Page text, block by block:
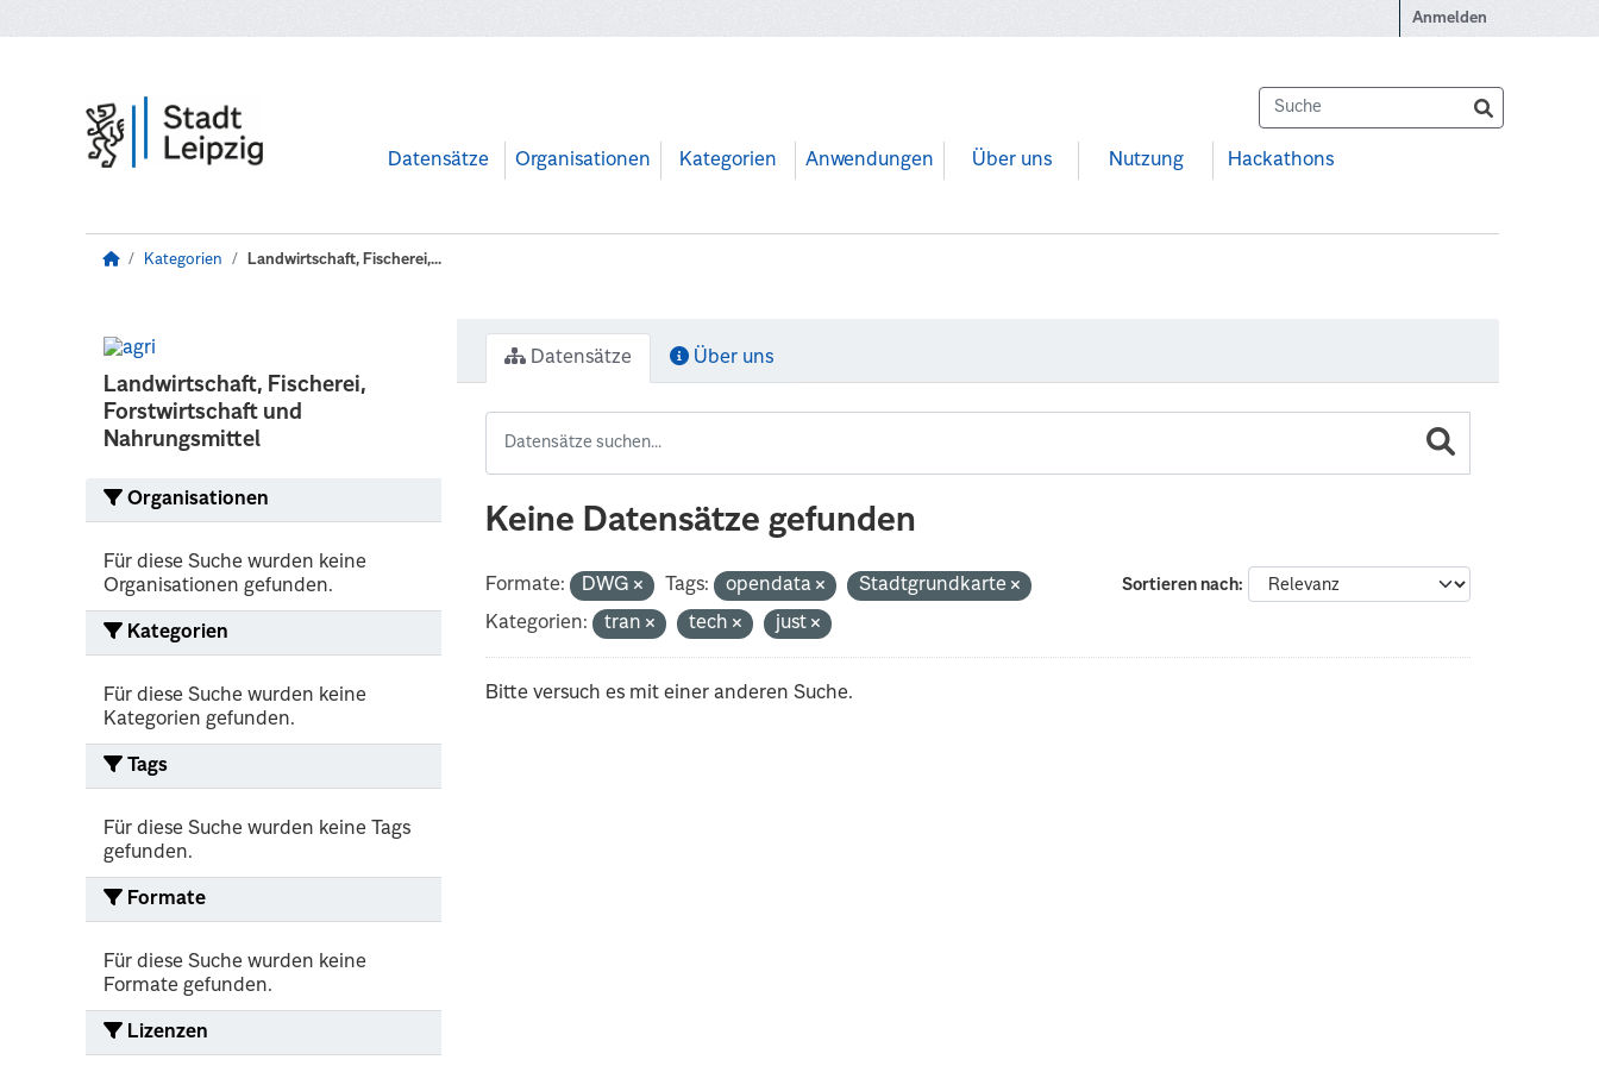
Anmelden
Datensätze Organisationen Kategorien Anwendungen Über uns Nutzung Hackathons
Kategorien Landwirtschaft, Fischerei,...
Landwirtschaft, Fischerei,
Forstwirtschaft und
Nahrungsmittel
Organisationen
Für diese Suche wurden keine
Organisationen gefunden.
Kategorien
Für diese Suche wurden keine
Kategorien gefunden.
Tags
Für diese Suche wurden keine Tags
gefunden.
Formate
Für diese Suche wurden keine
Formate gefunden.
Lizenzen
Datensätze Über uns
Keine Datensätze gefunden
Sortieren nach
Formate: DWG Tags: opendata
Stadtgrundkarte
Kategorien:
tran tech just
Bitte versuch es mit einer anderen Suche.